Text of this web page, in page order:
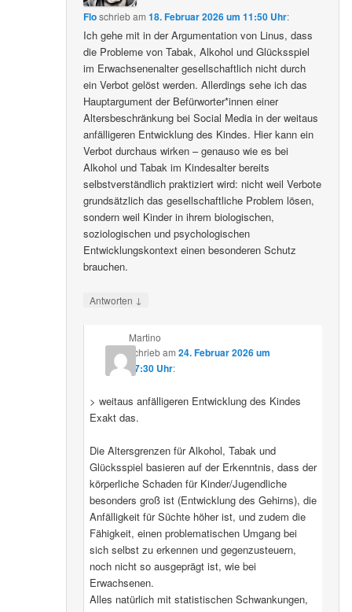
Floschriebam18. Februar 2026 um 11:50 Uhr:
Ich gehe mit in der Argumentation von Linus, dass
die Probleme von Tabak, Alkohol und Glücksspiel
im Erwachsenenalter gesellschaftlich nicht durch
ein Verbot gelöst werden. Allerdings sehe ich das
Hauptargument der Befürworter*innen einer
Altersbeschränkung bei Social Media in der weitaus
anfälligeren Entwicklung des Kindes. Hier kann ein
Verbot durchaus wirken – genauso wie es bei
Alkohol und Tabak im Kindesalter bereits
selbstverständlich praktiziert wird: nicht weil Verbote
grundsätzlich das gesellschaftliche Problem lösen,
sondern weil Kinder in ihrem biologischen,
soziologischen und psychologischen
Entwicklungskontext einen besonderen Schutz
brauchen.
Antworten ↓
Martino
schriebam 24. Februar 2026 um
07:30 Uhr:
> weitaus anfälligeren Entwicklung des Kindes
Exakt das.
Die Altersgrenzen für Alkohol, Tabak und
Glücksspiel basieren auf der Erkenntnis, dass der
körperliche Schaden für Kinder/Jugendliche
besonders groß ist (Entwicklung des Gehirns), die
Anfälligkeit für Süchte höher ist, und zudem die
Fähigkeit, einen problematischen Umgang bei
sich selbst zu erkennen und gegenzusteuern,
noch nicht so ausgeprägt ist, wie bei
Erwachsenen.
Alles natürlich mit statistischen Schwankungen,